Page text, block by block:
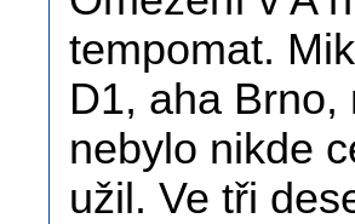
tempomat.
D1, aha
nebylo nikde
užil. Ve tři